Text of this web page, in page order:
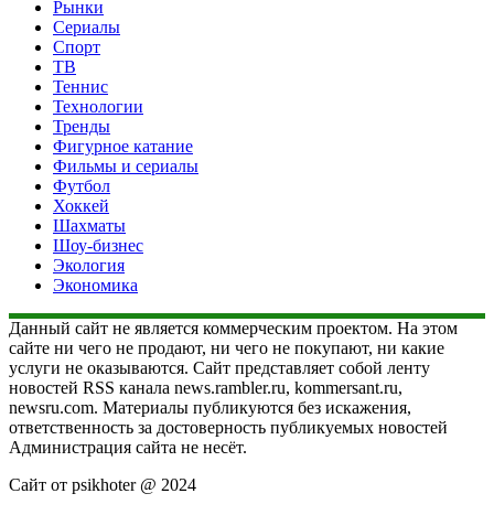
Рынки
Сериалы
Спорт
ТВ
Теннис
Технологии
Тренды
Фигурное катание
Фильмы и сериалы
Футбол
Хоккей
Шахматы
Шоу-бизнес
Экология
Экономика
Данный сайт не является коммерческим проектом. На этом
сайте ни чего не продают, ни чего не покупают, ни какие
услуги не оказываются. Сайт представляет собой ленту
новостей RSS канала news.rambler.ru, kommersant.ru,
newsru.com. Материалы публикуются без искажения,
ответственность за достоверность публикуемых новостей
Администрация сайта не несёт.
Сайт от psikhoter @ 2024